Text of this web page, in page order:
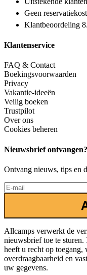
Geen
Klantbeoordeling
Klantenservice
FAQ & Contact
Boekingsvoorwaarden
Privacy
Vakantie-ideeën
Veilig boeken
Trustpilot
Over ons
Cookies beheren
Nieuwsbrief ontvangen?
Ontvang nieuws, tips en
Allcamps verwerkt de
nieuwsbrief toe te
heeft u recht op
overdraagbaarheid en
uw gegevens.